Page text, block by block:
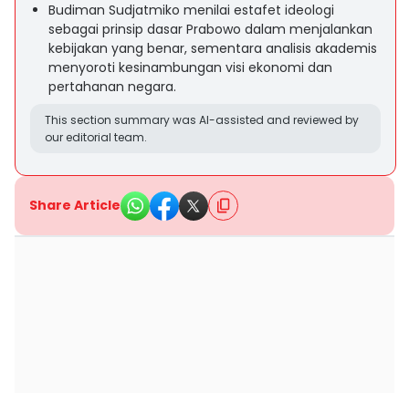
Budiman Sudjatmiko menilai estafet ideologi
sebagai prinsip dasar Prabowo dalam menjalankan
kebijakan yang benar, sementara analisis akademis
menyoroti kesinambungan visi ekonomi dan
pertahanan negara.
This section summary was AI-assisted and reviewed by
our editorial team.
Share Article